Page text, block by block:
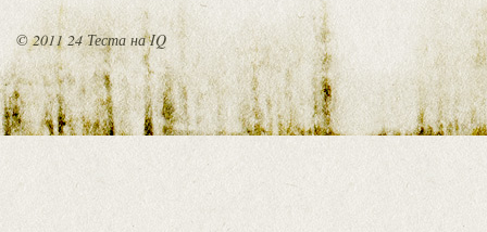
© 2011 24 Теста на IQ